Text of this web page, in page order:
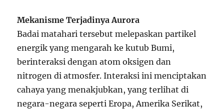
Mekanisme Terjadinya Aurora
Badai matahari tersebut melepaskan partikel
energik yang mengarah ke kutub Bumi,
berinteraksi dengan atom oksigen dan
nitrogen di atmosfer. Interaksi ini menciptakan
cahaya yang menakjubkan, yang terlihat di
negara-negara seperti Eropa, Amerika Serikat,